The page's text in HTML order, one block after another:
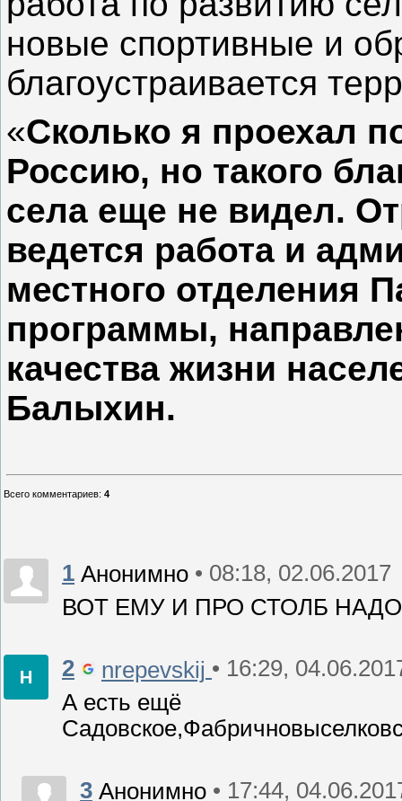
новые спортивные и
благоустраивается
«Сколько я проехал
Россию, но такого
села еще не видел.
ведется работа и
местного отделения
программы,
качества жизни
Балыхин.
Всего комментариев: 4
1 Анонимно • 08:18, 02.06.2017
ВОТ ЕМУ И ПРО СТОЛБ
2 nrepevskij • 16:29,
А есть ещё
3 Анонимно • 17:44,